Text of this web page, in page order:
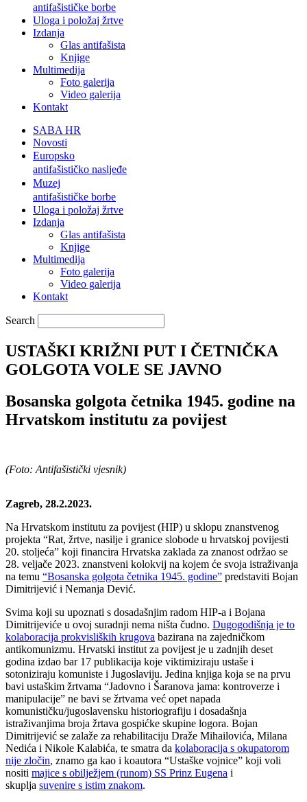
antifašističke borbe
Uloga i položaj žrtve
Izdanja
Glas antifašista
Knjige
Multimedija
Foto galerija
Video galerija
Kontakt
SABA HR
Novosti
Europsko
antifašističko nasljeđe
Muzej
antifašističke borbe
Uloga i položaj žrtve
Izdanja
Glas antifašista
Knjige
Multimedija
Foto galerija
Video galerija
Kontakt
Search
USTAŠKI KRIŽNI PUT I ČETNIČKA
GOLGOTA VOLE SE JAVNO
Bosanska golgota četnika 1945. godine na
Hrvatskom institutu za povijest
(Foto: Antifašistički vjesnik)
Zagreb, 28.2.2023.
Na Hrvatskom institutu za povijest (HIP) u sklopu znanstvenog
projekta “Rat, žrtve, nasilje i granice slobode u hrvatskoj povijesti
20. stoljeća” koji financira Hrvatska zaklada za znanost održao se
28. veljače 2023. znanstveni kolokvij na kojem će svoja istraživanja
na temu “Bosanska golgota četnika 1945. godine” predstaviti Bojan
Dimitrijević i Nemanja Dević.
Svima koji su upoznati s dosadašnjim radom HIP-a i Bojana
Dimitrijeviće u ovoj suradnji nema ništa čudno. Dugogodišnja je to
kolaboracija prokvisliških krugova bazirana na zajedničkom
antikomunizmu. Hrvatski institut za povijest je u zadnjih deset
godina izdao bar 17 publikacija koje viktimiziraju ustaše i
sotoniziraju komuniste i Jugoslaviju. Jedina knjiga koja se na prvu
bavi ustaškim žrtvama “Jadovno i Šaranova jama: kontroverze i
manipulacije” ne bavi se žrtvama već opet napada
komunističku/jugoslavensku historiografiju i dosadašnja
istraživanjima broja žrtava gospićke skupine logora. Bojan
Dimitrijević se zalaže za rehabilitaciju Draže Mihailovića, Milana
Nedića i Nikole Kalabića, te smatra da kolaboracija s okupatorom
nije zločin, znamo ga kao i koautora “Ustaške vojnice” koji voli
nositi majice s obilježjem (runom) SS Prinz Eugena i
skuplja suvenire s istim znakom.